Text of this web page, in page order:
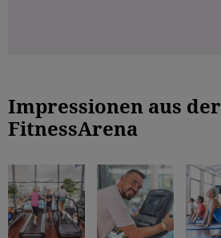
Impressionen aus der
FitnessArena